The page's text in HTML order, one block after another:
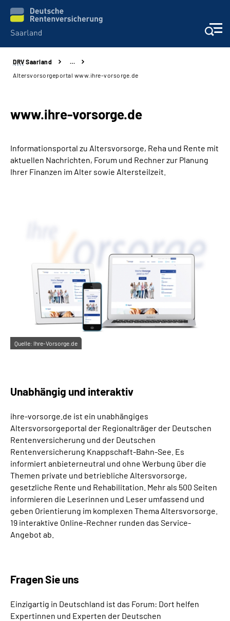
Aktuelles
Presse und Fachinformationen
Inhalte in Gebärdensprache (DGS)
Leichte Sprache
Suche
DRV Saarland
…
Altersvorsorgeportal www.ihre-vorsorge.de
www.ihre-vorsorge.de
Informationsportal zu Altersvorsorge, Reha und Rente mit
aktuellen Nachrichten, Forum und Rechner zur Planung
Ihrer Finanzen im Alter sowie Altersteilzeit.
Quelle: Ihre-Vorsorge.de
Unabhängig und interaktiv
ihre-vorsorge.de ist ein unabhängiges
Altersvorsorgeportal der Regionalträger der Deutschen
Rentenversicherung und der Deutschen
Rentenversicherung Knappschaft-Bahn-See. Es
informiert anbieterneutral und ohne Werbung über die
Themen private und betriebliche Altersvorsorge,
gesetzliche Rente und Rehabilitation. Mehr als 500 Seiten
informieren die Leserinnen und Leser umfassend und
geben Orientierung im komplexen Thema Altersvorsorge.
19 interaktive Online-Rechner runden das Service-
Angebot ab.
Fragen Sie uns
Einzigartig in Deutschland ist das Forum: Dort helfen
Expertinnen und Experten der Deutschen